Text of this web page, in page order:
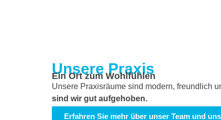
Unsere Praxis
Ein Ort zum Wohlfühlen
Unsere Praxisräume sind modern, freundlich
sind wir gut aufgehoben.
Erfahren Sie mehr über unser Team und